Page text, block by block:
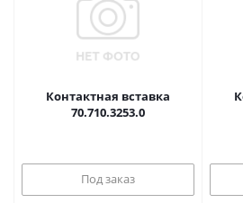
Контактная вставка
70.710.3253.0
Под заказ